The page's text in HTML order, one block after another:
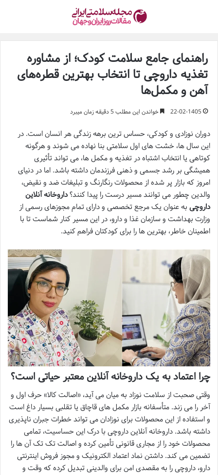
راهنمای جامع سلامت کودک؛ از مشاوره
تغذیه داروچی تا انتخاب بهترین قطره‌های
آهن و مکمل‌ها
22-02-1405 خواندن این مطلب 5 دقیقه زمان میبرد
دوران نوزادی و کودکی، حساس ترین برهه زندگی هر انسان است. در
این سال ها، خشت های اول سلامتی بنا نهاده می شوند و هرگونه
کوتاهی یا انتخاب اشتباه در تغذیه و مکمل ها، می تواند تأثیری
همیشگی بر رشد جسمی و ذهنی فرزندمان داشته باشد. اما در دنیای
امروز که بازار پر شده از محصولات رنگارنگ و تبلیغات ضد و نقیض،
والدین چطور می توانند مسیر درست را پیدا کنند؟داروخانه آنلاین
داروچی به عنوان یک مرجع تخصصی و دارای تمام مجوزهای رسمی از
وزارت بهداشت و سازمان غذا و دارو، در این مسیر کنار شماست تا با
اطمینان خاطر، بهترین ها را برای کودکتان فراهم کنید.
چرا اعتماد به یک داروخانه آنلاین معتبر حیاتی است؟
وقتی صحبت از سلامت نوزاد به میان می آید، «اصالت کالا» حرف اول و
آخر را می زند. متأسفانه بازار مکمل های قاچاق یا تقلبی بسیار داغ است
و استفاده از این محصولات برای نوزادان می تواند خطرات جبران ناپذیری
داشته باشد. داروخانه آنلاین داروچی با درک این حساسیت، تمامی
محصولات خود را از مجاری قانونی تأمین کرده و اصالت تک تک آن ها را
تضمین می کند. داشتن نماد اعتماد الکترونیک و مجوز فروش اینترنتی
دارو، داروچی را به مقصدی امن برای والدینی تبدیل کرده که وقت و